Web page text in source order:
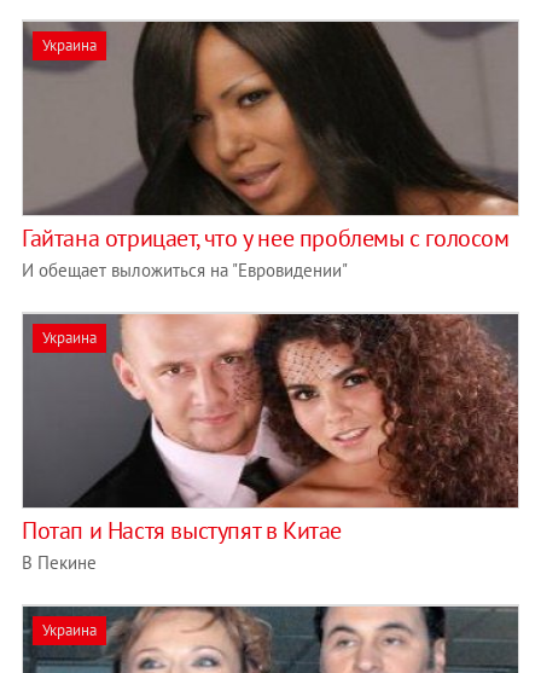
Украина
Гайтана отрицает, что у нее проблемы с голосом
И обещает выложиться на "Евровидении"
Украина
Потап и Настя выступят в Китае
В Пекине
Украина